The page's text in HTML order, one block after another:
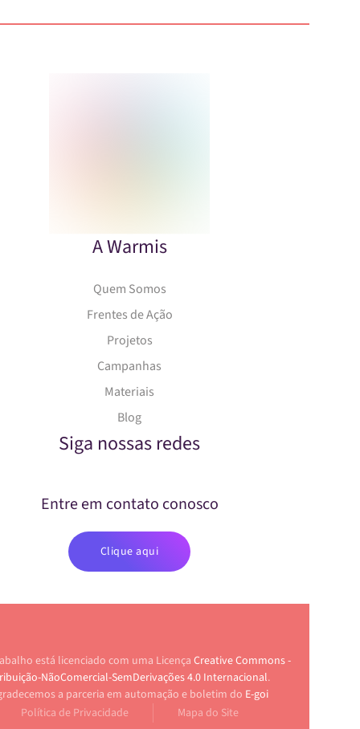
A Warmis
Quem Somos
Frentes de Ação
Projetos
Campanhas
Materiais
Blog
Siga nossas redes
Entre em contato conosco
Clique aqui
está licenciado com uma Licença Creative Commons -
NãoComercial-SemDerivações 4.0 Internacional.
a parceria em automação e boletim do E-goi
Política de Privacidade
Mapa do Site